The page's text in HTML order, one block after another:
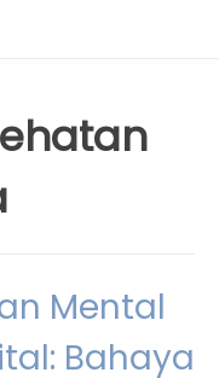
Mental
Bahaya